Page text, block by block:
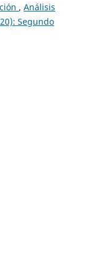
, Análisis
Segundo